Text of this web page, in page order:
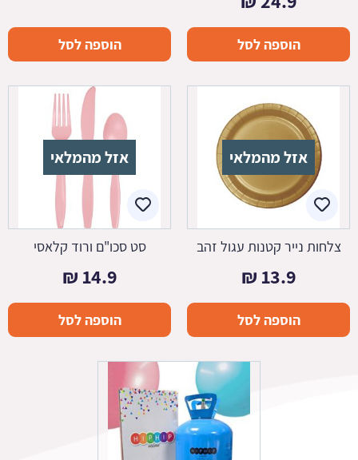
הוספה לסל הוספה לסל
אזל מהמלאי
צלחות נייר קטנות עגול זהב
13.9
₪
הוספה לסל
אזל מהמלאי
סט סכו"ם ורוד קלאסי
14.9
₪
הוספה לסל